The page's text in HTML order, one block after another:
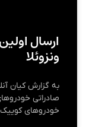
ارسال
ونزوئلا
به گزارش کیان
صادراتی
خودروهای کوییک